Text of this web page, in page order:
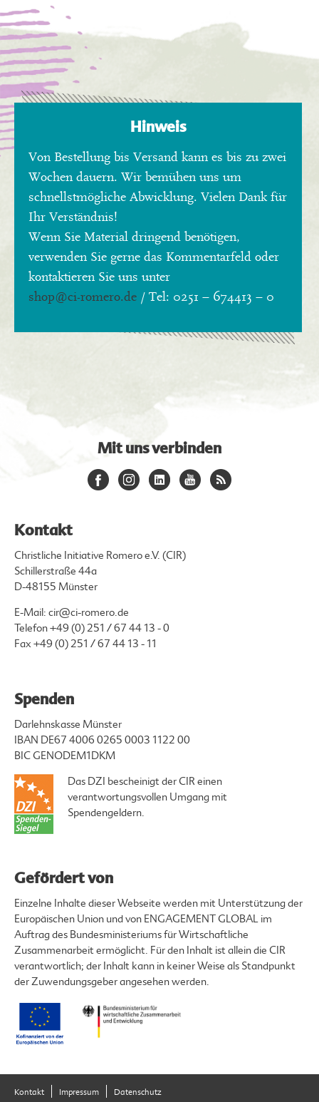
Hinweis
Von Bestellung bis Versand kann es bis zu zwei
Wochen dauern. Wir bemühen uns um
schnellstmögliche Abwicklung. Vielen Dank für
Ihr Verständnis!
Wenn Sie Material dringend benötigen,
verwenden Sie gerne das Kommentarfeld oder
kontaktieren Sie uns unter
shop@ci-romero.de / Tel: 0251 – 674413 – 0
Mit uns verbinden
Kontakt
Christliche Initiative Romero e.V. (CIR)
Schillerstraße 44a
D-48155 Münster
E-Mail: cir@ci-romero.de
Telefon+49 (0) 251 / 67 44 13 - 0
Fax +49 (0) 251 / 67 44 13 - 11
Spenden
Darlehnskasse Münster
IBAN DE67 4006 0265 0003 1122 00
BIC GENODEM1DKM
Das DZI bescheinigt der CIR einen
verantwortungsvollen Umgang mit
Spendengeldern.
Gefördert von
Einzelne Inhalte dieser Webseite werden mit Unterstützung der
Europäischen Union und von ENGAGEMENT GLOBAL im
Auftrag des Bundesministeriums für Wirtschaftliche
Zusammenarbeit ermöglicht. Für den Inhalt ist allein die CIR
verantwortlich; der Inhalt kann in keiner Weise als Standpunkt
der Zuwendungsgeber angesehen werden.
Kontakt Impressum Datenschutz